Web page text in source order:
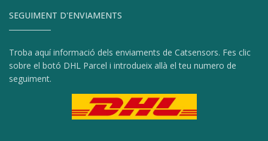
SEGUIMENT D'ENVIAMENTS
Troba aquí informació dels enviaments de Catsensors. Fes clic
sobre el botó DHL Parcel i introdueix allà el teu numero de
seguiment.